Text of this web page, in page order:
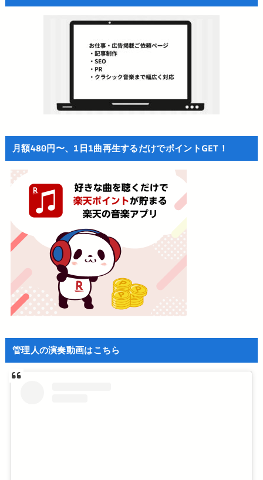
月額480円〜、1日1曲再生するだけでポイントGET！
管理人の演奏動画はこちら